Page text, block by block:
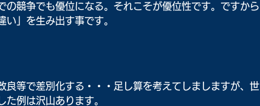
の競争でも優位になる。それこそが優位性です。ですから
」を生み出す事です。
良等で差別化する・・・足し算を考えてしましますが、世
例は沢山あります。